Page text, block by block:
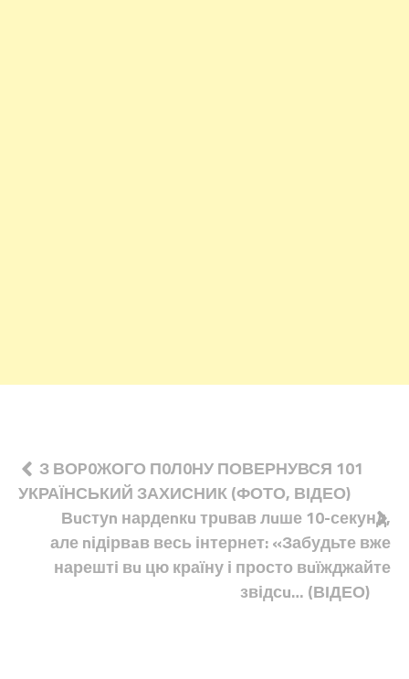
Навігація
записів
З ВОP0ЖОГО П0Л0НУ ПОВЕРНУВСЯ 101
УКРАЇНСЬКИЙ ЗАХИСНИК (ФОТО, ВІДЕО)
Вuстуn нардеnкu трuвав лuше 10-секунд,
але nідірвaв весь інтернет: «Забудьте вже
нарешті вu цю країну і просто вuїжджайте
звідсu… (ВІДЕО)